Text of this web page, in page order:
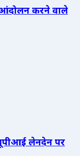
करने वाले
लेनदेन पर